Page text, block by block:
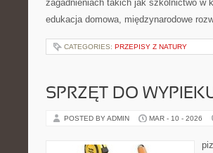
zagadnieniach takich jak szkolnictwo w
edukacja domowa, międzynarodowe
CATEGORIES: PRZEPISY Z NATURY
SPRZĘT DO
POSTED BY ADMIN MAR - 10 - 2026